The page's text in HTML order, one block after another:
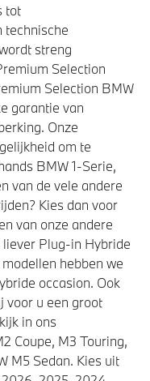
sporttransmissie
en achter
tot
technische
streng
Selection
Selection BMW
garantie van
Onze
om te
BMW 1-Serie,
van de vele andere
Kies dan voor
van onze andere
Plug-in Hybride
hebben we
occasion. Ook
voor u een groot
in ons
Coupe, M3 Touring,
M5 Sedan. Kies uit